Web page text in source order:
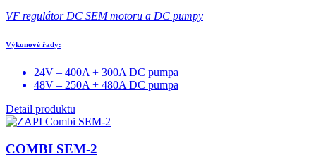
VF regulátor DC SEM motoru a DC pumpy
Výkonové řady:
24V – 400A + 300A DC pumpa
48V – 250A + 480A DC pumpa
Detail produktu
COMBI SEM-2